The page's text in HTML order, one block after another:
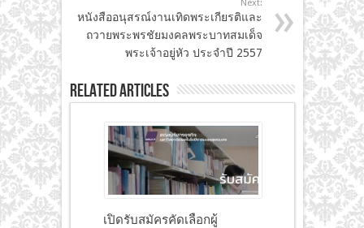
Next:
หนังสืออนุสรณ์งานเทิดพระเกียรติและ
ถวายพระพรชัยมงคลพระบาทสมเด็จ
พระเจ้าอยู่หัว ประจำปี 2557
Related Articles
เปิดรับสมัครคัดเลือกผู้